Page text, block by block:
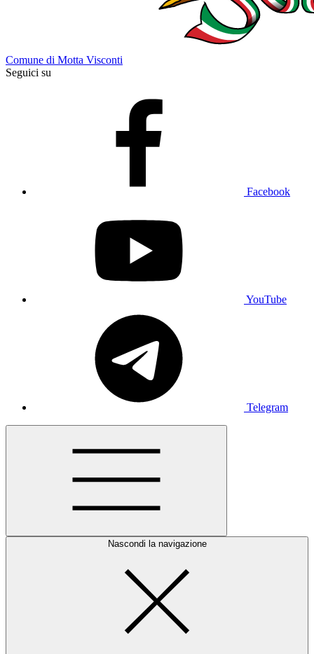
Comune di Motta Visconti
Seguici su
Facebook
YouTube
Telegram
Nascondi la navigazione